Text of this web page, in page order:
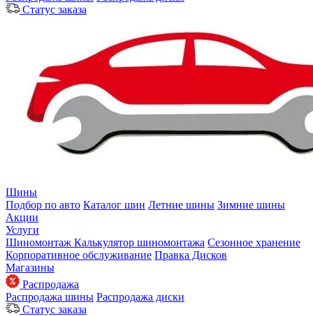
Статус заказа
Шины
Подбор по авто Каталог шин Летние шины Зимние шины
Акции
Услуги
Шиномонтаж Калькулятор шиномонтажа Сезонное хранение
Корпоративное обслуживание Правка Дисков
Магазины
Распродажа
Распродажа шины Распродажа диски
Статус заказа